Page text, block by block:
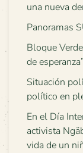
una nueva
Panoramas
Bloque
de esperanza”
Situación
político en
En el Día
activista
vida de un